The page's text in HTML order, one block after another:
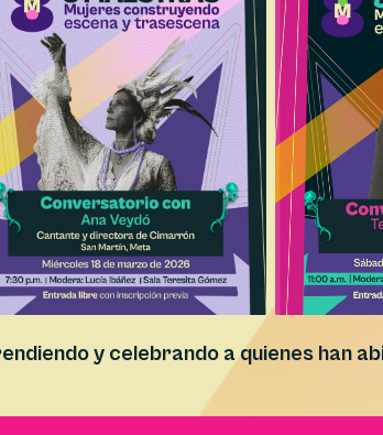
y celebrando a quienes han